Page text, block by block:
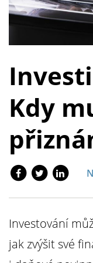
Kdy
Investování
jak zvýšit své